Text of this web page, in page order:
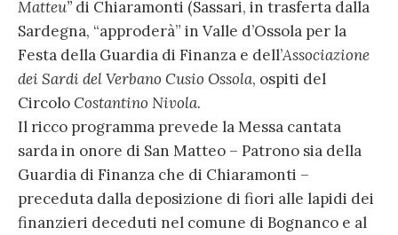
Matteu” di Chiaramonti (Sassari, in trasferta dalla
Sardegna, “approderà” in Valle d’Ossola per la
Festa della Guardia di Finanza e dell’Associazione
dei Sardi del Verbano Cusio Ossola, ospiti del
CircoloCostantino Nivola.
Il ricco programma prevede la Messa cantata
sarda in onore di San Matteo – Patrono sia della
Guardia di Finanza che di Chiaramonti –
preceduta dalla deposizione di fiori alle lapidi dei
finanzieri deceduti nel comune di Bognanco e al